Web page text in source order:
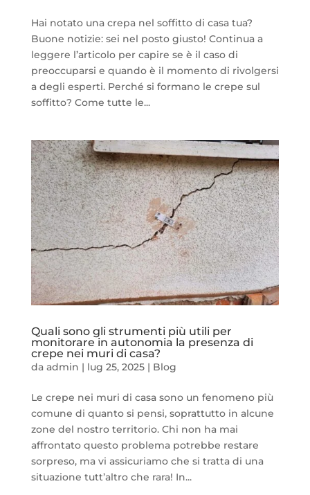
Hai notato una crepa nel soffitto di casa tua?
Buone notizie: sei nel posto giusto! Continua a
leggere l’articolo per capire se è il caso di
preoccuparsi e quando è il momento di rivolgersi
a degli esperti. Perché si formano le crepe sul
soffitto? Come tutte le...
Quali sono gli strumenti più utili per
monitorare in autonomia la presenza di
crepe nei muri di casa?
da admin | lug 25, 2025| Blog
Le crepe nei muri di casa sono un fenomeno più
comune di quanto si pensi, soprattutto in alcune
zone del nostro territorio. Chi non ha mai
affrontato questo problema potrebbe restare
sorpreso, ma vi assicuriamo che si tratta di una
situazione tutt’altro che rara! In...